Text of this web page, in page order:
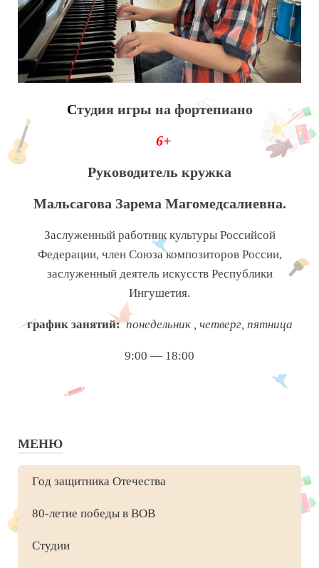
Студия игры на фортепиано
6+
Руководитель кружка
Мальсагова Зарема Магомедсалиевна.
Заслуженный работник культуры Российсой
Федерации, член Союза композиторов России,
заслуженный деятель искусств Республики
Ингушетия.
график занятий: понедельник , четверг, пятница
9:00 — 18:00
МЕНЮ
Год защитника Отечества
80-летие победы в ВОВ
Студии